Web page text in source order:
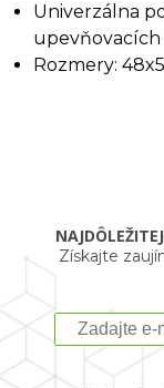
Univerzálna
upevňovacích
Rozmery:
Získajte